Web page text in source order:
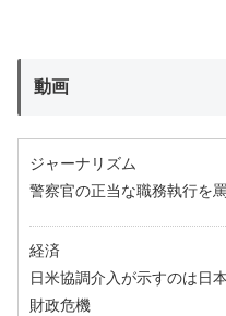
動画
ジャーナリズム
警察官の正当な職務執行を
経済
日米協調介入が示すのは日
財政危機